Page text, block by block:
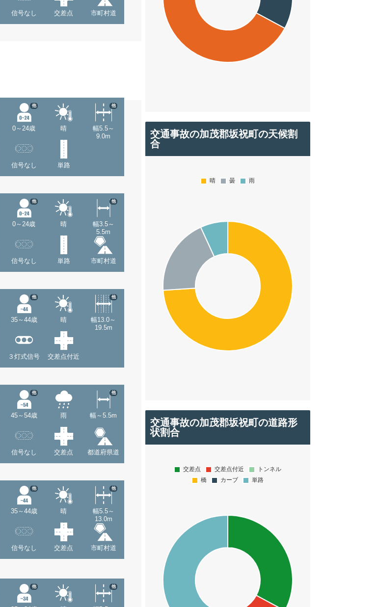
信号なし 交差点 市町村道
0～24歳
他
晴
幅5.5～
9.0m
他
信号なし 単路
0～24歳
他
晴
幅3.5～
5.5m
他
信号なし 単路 市町村道
35～44歳
他
晴
幅13.0～
19.5m
他
３灯式信号 交差点付近
45～54歳
他
雨 幅～5.5m
他
信号なし 交差点 都道府県道
35～44歳
他
晴
幅5.5～
13.0m
他
信号なし 交差点 市町村道
他 他
交通事故の加茂郡坂祝町の天候割
合
交通事故の加茂郡坂祝町の道路形
状割合